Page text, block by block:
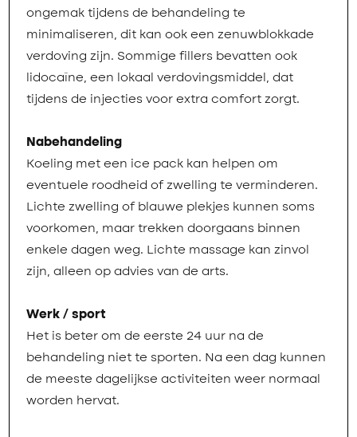
ongemak tijdens de behandeling te
minimaliseren, dit kan ook een zenuwblokkade
verdoving zijn. Sommige fillers bevatten ook
lidocaïne, een lokaal verdovingsmiddel, dat
tijdens de injecties voor extra comfort zorgt.
Nabehandeling
Koeling met een ice pack kan helpen om
eventuele roodheid of zwelling te verminderen.
Lichte zwelling of blauwe plekjes kunnen soms
voorkomen, maar trekken doorgaans binnen
enkele dagen weg. Lichte massage kan zinvol
zijn, alleen op advies van de arts.
Werk / sport
Het is beter om de eerste 24 uur na de
behandeling niet te sporten. Na een dag kunnen
de meeste dagelijkse activiteiten weer normaal
worden hervat.